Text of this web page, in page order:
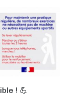
! 💪